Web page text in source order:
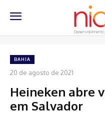
BAHIA
20 de agosto de 2021
Heineken abre
em Salvador